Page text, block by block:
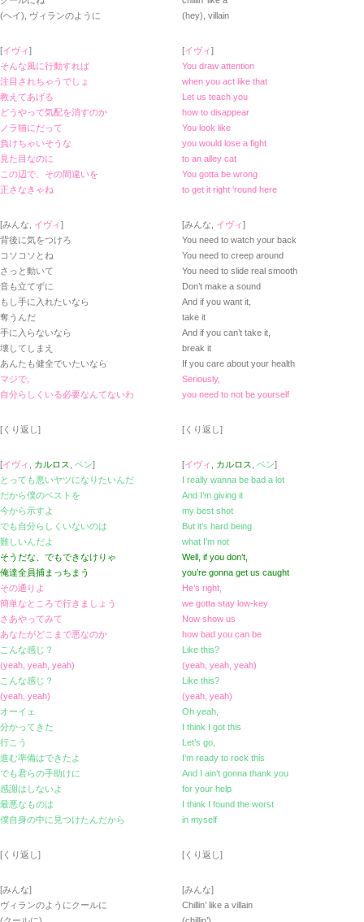
(ヘイ), ヴィランのように
[イヴィ]
そんな風に行動すれば
注目されちゃうでしょ
教えてあげる
どうやって気配を消すのか
ノラ猫にだって
負けちゃいそうな
見た目なのに
この辺で、その間違いを
正さなきゃね
[みんな, イヴィ]
背後に気をつけろ
コソコソとね
さっと動いて
音も立てずに
もし手に入れたいなら
奪うんだ
手に入らないなら
壊してしまえ
あんたも健全でいたいなら
マジで,
自分らしくいる必要なんてないわ
[くり返し]
[イヴィ カルロス ベン]
とっても悪いヤツになりたいんだ
だから僕のベストを
今から示すよ
でも自分らしくいないのは
難しいんだよ
そうだな、でもできなけりゃ
俺達全員捕まっちまう
その通りよ
簡単なところで行きましょう
さあやってみて
あなたがどこまで悪なのか
こんな感じ？
(yeah, yeah, yeah)
こんな感じ？
(yeah, yeah)
オーイェ
分かってきた
行こう
進む準備はできたよ
でも君らの手助けに
感謝はしないよ
最悪なものは
僕自身の中に見つけたんだから
[くり返し]
[みんな]
ヴィランのようにクールに
(hey), villain
[イヴィ]
You draw attention
when you act like that
Let us teach you
how to disappear
You look like
you would lose a fight
to an alley cat
You gotta be wrong
to get it right ‘round here
[みんな, イヴィ]
You need to watch your back
You need to creep around
You need to slide real smooth
Don’t make a sound
And if you want it,
take it
And if you can’t take it,
break it
If you care about your health
Seriously,
you need to not be yourself
[くり返し]
[イヴィ カルロス ベン]
I really wanna be bad a lot
And I’m giving it
my best shot
But it’s hard being
what I’m not
Well, if you don’t,
you’re gonna get us caught
He’s right,
we gotta stay low-key
Now show us
how bad you can be
Like this?
(yeah, yeah, yeah)
Like this?
(yeah, yeah)
Oh yeah,
I think I got this
Let’s go,
I’m ready to rock this
And I ain’t gonna thank you
for your help
I think I found the worst
in myself
[くり返し]
[みんな]
Chillin’ like a villain